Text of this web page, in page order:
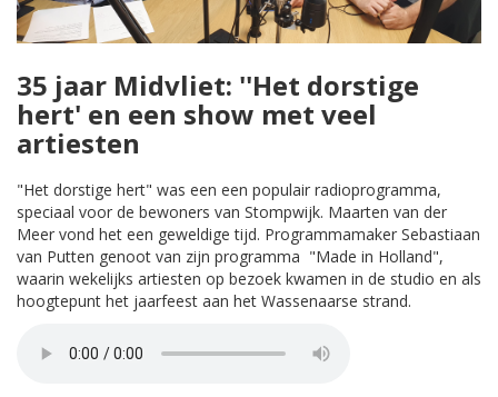
35 jaar Midvliet: ''Het dorstige
hert' en een show met veel
artiesten
"Het dorstige hert" was een een populair radioprogramma,
speciaal voor de bewoners van Stompwijk. Maarten van der
Meer vond het een geweldige tijd. Programmamaker Sebastiaan
van Putten genoot van zijn programma "Made in Holland",
waarin wekelijks artiesten op bezoek kwamen in de studio en als
hoogtepunt het jaarfeest aan het Wassenaarse strand.